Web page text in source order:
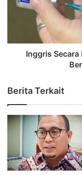
Inggris
Berita Terkait